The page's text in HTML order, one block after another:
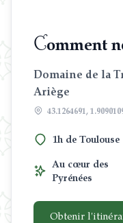
Comment
Domaine de la
Ariège
43.1264691,
1h de Toulouse
Au cœur des
Pyrénées
Obtenir